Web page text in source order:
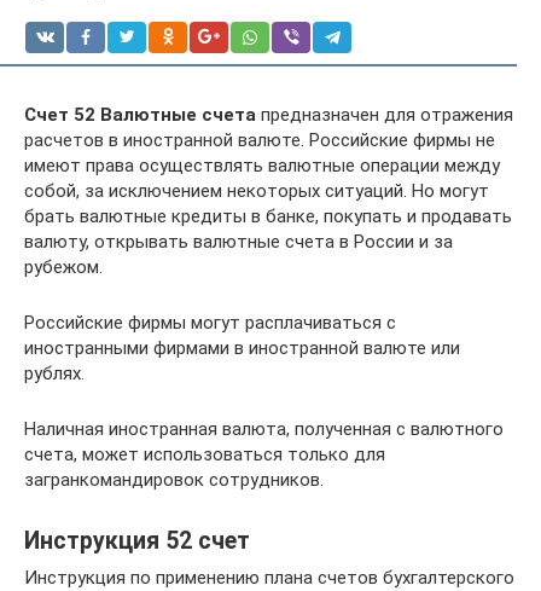
Счет 52 Валютные счета предназначен для отражения
расчетов в иностранной валюте. Российские фирмы не
имеют права осуществлять валютные операции между
собой, за исключением некоторых ситуаций. Но могут
брать валютные кредиты в банке, покупать и продавать
валюту, открывать валютные счета в России и за
рубежом.
Российские фирмы могут расплачиваться с
иностранными фирмами в иностранной валюте или
рублях.
Наличная иностранная валюта, полученная с валютного
счета, может использоваться только для
загранкомандировок сотрудников.
Инструкция 52 счет
Инструкция по применению плана счетов бухгалтерского